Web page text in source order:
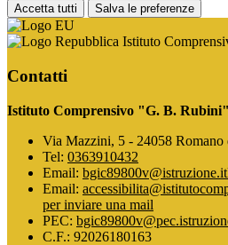
Accetta tutti Salva le preferenze
Istituto
Contatti
Istituto Comprensivo "G. B. Rubini"
Via Mazzini, 5 - 24058 Romano
Tel: 0363910432
Email: bgic89800v@istruzione.it
Email:
per inviare una mail
PEC:
C.F.: 92026180163